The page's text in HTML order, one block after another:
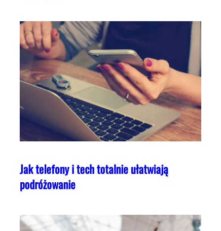
Jak telefony i tech totalnie ułatwiają
podróżowanie